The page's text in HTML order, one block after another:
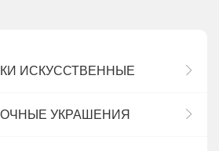
ИСКУССТВЕННЫЕ
УКРАШЕНИЯ